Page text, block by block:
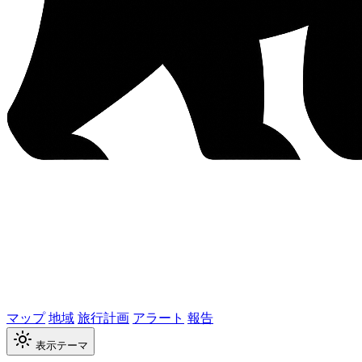
マップ地域旅行計画 アラート 報告
表示テーマ